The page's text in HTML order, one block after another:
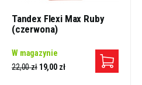
Tandex Flexi Max Ruby
(czerwona)
W magazynie
22,00 zł 19,00 zł